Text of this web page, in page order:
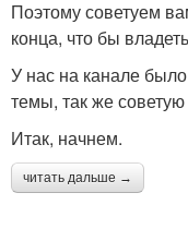
Поэтому советуем
конца, что бы
У нас на канале
темы, так же
Итак, начнем.
читать дальше →